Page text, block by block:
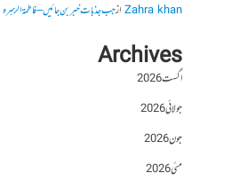
Zahra khanازجب جذبات خبر بن جائیں – فاطمۃالزہرہ
Archives
اگست 2026
جولائی 2026
جون 2026
مئی 2026